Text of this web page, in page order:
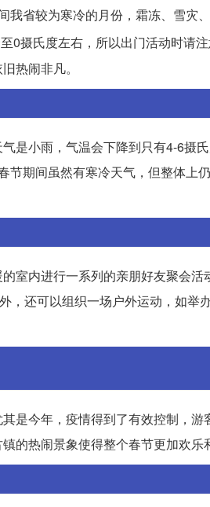
省较为寒冷的月份，霜冻、雪灾
0摄氏度左右，所以出门活动时请
热闹非凡。
是小雨，气温会下降到只有4-6摄
期间虽然有寒冷天气，但整体上
室内进行一系列的亲朋好友聚会活
，还可以组织一场户外运动，如举
是今年，疫情得到了有效控制，游
的热闹景象使得整个春节更加欢乐